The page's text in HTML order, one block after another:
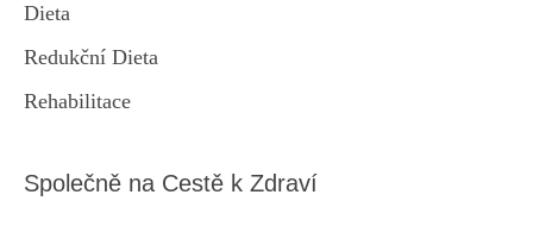
Dieta
Redukční Dieta
Rehabilitace
Společně na Cestě k Zdraví